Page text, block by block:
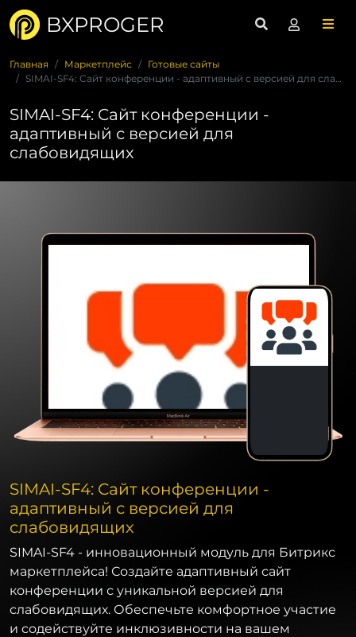
BXPROGER
Главная Маркетплейс
Готовые сайты
SIMAI-SF4: Сайт конференции - адаптивный с версией для слабо...
SIMAI-SF4: Сайт конференции -
адаптивный с версией для
слабовидящих
SIMAI-SF4: Сайт конференции -
адаптивный с версией для
слабовидящих
SIMAI-SF4 - инновационный модуль для Битрикс
маркетплейса! Создайте адаптивный сайт
конференции с уникальной версией для
слабовидящих. Обеспечьте комфортное участие
и содействуйте инклюзивности на вашем